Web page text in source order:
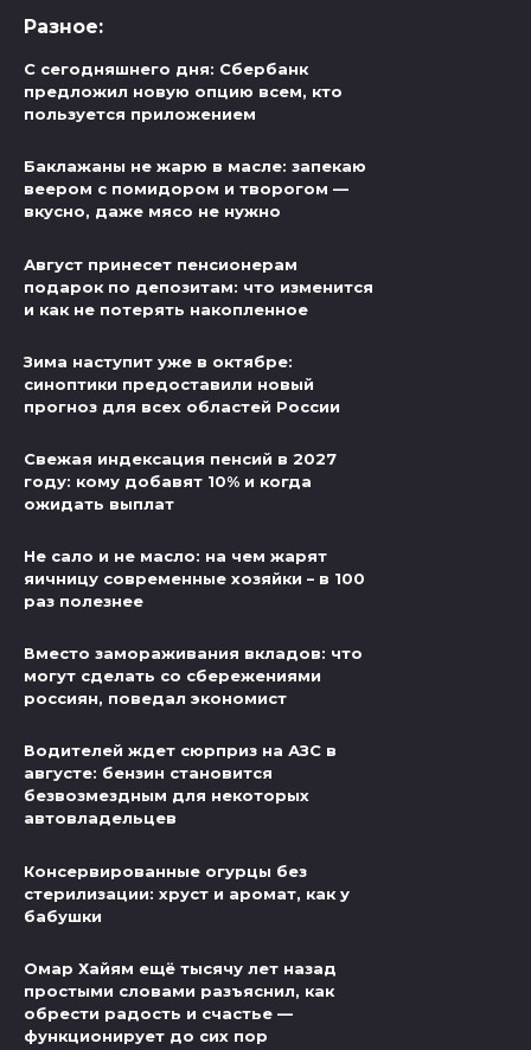
Разное:
С сегодняшнего дня: Сбербанк
предложил новую опцию всем, кто
пользуется приложением
Баклажаны не жарю в масле: запекаю
веером с помидором и творогом —
вкусно, даже мясо не нужно
Август принесет пенсионерам
подарок по депозитам: что изменится
и как не потерять накопленное
Зима наступит уже в октябре:
синоптики предоставили новый
прогноз для всех областей России
Свежая индексация пенсий в 2027
году: кому добавят 10% и когда
ожидать выплат
Не сало и не масло: на чем жарят
яичницу современные хозяйки – в 100
раз полезнее
Вместо замораживания вкладов: что
могут сделать со сбережениями
россиян, поведал экономист
Водителей ждет сюрприз на АЗС в
августе: бензин становится
безвозмездным для некоторых
автовладельцев
Консервированные огурцы без
стерилизации: хруст и аромат, как у
бабушки
Омар Хайям ещё тысячу лет назад
простыми словами разъяснил, как
обрести радость и счастье —
функционирует до сих пор